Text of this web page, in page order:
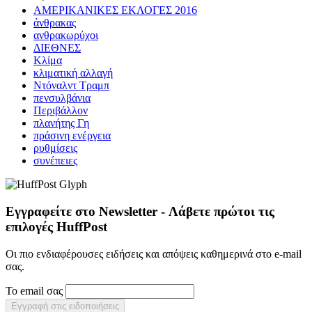
ΑΜΕΡΙΚΑΝΙΚΕΣ ΕΚΛΟΓΕΣ 2016
άνθρακας
ανθρακωρύχοι
ΔΙΕΘΝΕΣ
Κλίμα
κλιματική αλλαγή
Ντόναλντ Τραμπ
πενσυλβάνια
Περιβάλλον
πλανήτης Γη
πράσινη ενέργεια
ρυθμίσεις
συνέπειες
Εγγραφείτε στο Newsletter - Λάβετε πρώτοι τις
επιλογές HuffPost
Οι πιο ενδιαφέρουσες ειδήσεις και απόψεις καθημερινά στο e-mail
σας.
Το email σας
Εγγραφή στις ειδοποιήσεις